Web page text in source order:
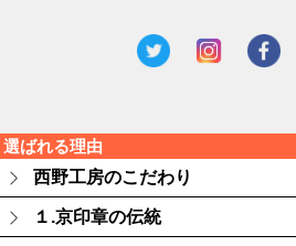
選ばれる理由
西野工房のこだわり
１.京印章の伝統